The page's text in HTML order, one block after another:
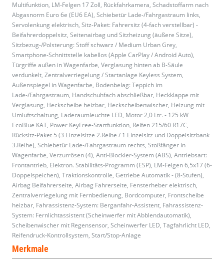
Multifunktion, LM-Felgen 17 Zoll, Rückfahrkamera, Schadstoffarm nach
Abgasnorm Euro 6e (EU6 EA), Schiebetür Lade-/Fahrgastraum links,
Servolenkung elektrisch, Sitz-Paket: Fahrersitz (4-fach verstellbar) -
Beifahrerdoppelsitz, Seitenairbag und Sitzheizung (äußere Sitze),
Sitzbezug-/Polsterung: Stoff schwarz / Medium Urban Grey,
Smartphone-Schnittstelle kabellos (Apple CarPlay / Android Auto),
Türgriffe außen in Wagenfarbe, Verglasung hinten ab B-Säule
verdunkelt, Zentralverriegelung / Startanlage Keyless System,
Außenspiegel in Wagenfarbe, Bodenbelag: Teppich im
Lade-/Fahrgastraum, Handschuhfach abschließbar, Heckklappe mit
Verglasung, Heckscheibe heizbar, Heckscheibenwischer, Heizung mit
Umluftschaltung, Laderaumleuchte LED, Motor 2,0 Ltr. - 125 kW
EcoBlue KAT, Power KeyFree-Startfunktion, Reifen 215/60 R17C,
Rücksitz-Paket 5 (3 Einzelsitze 2.Reihe / 1 Einzelsitz und Doppelsitzbank
3.Reihe), Schiebetür Lade-/Fahrgastraum rechts, Stoßfänger in
Wagenfarbe, Verzurrösen (4), Anti-Blockier-System (ABS), Antriebsart:
Frontantrieb, Elektron. Stabilitäts-Programm (ESP), LM-Felgen 6,5x17 (6-
Doppelspeichen), Traktionskontrolle, Getriebe Automatik - (8-Stufen),
Airbag Beifahrerseite, Airbag Fahrerseite, Fensterheber elektrisch,
Zentralverriegelung mit Fernbedienung, Bordcomputer, Frontscheibe
heizbar, Fahrassistenz-System: Berganfahr-Assistent, Fahrassistenz-
System: Fernlichtassistent (Scheinwerfer mit Abblendautomatik),
Scheibenwischer mit Regensensor, Scheinwerfer LED, Tagfahrlicht LED,
Reifendruck-Kontrollsystem, Start/Stop-Anlage
Merkmale